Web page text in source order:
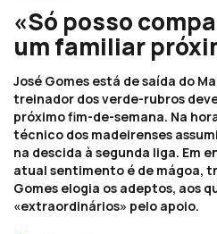
«Só posso
um familiar
José Gomes está de saída do
treinador dos verde-rubros
próximo fim-de-semana. Na
técnico dos madeirenses
na descida à segunda liga. Em
atual sentimento é de mágoa,
Gomes elogia os adeptos, aos
«extraordinários» pelo apoio.